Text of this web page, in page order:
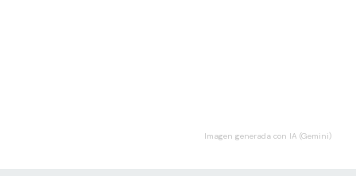
Imagen generada con IA (Gemini)